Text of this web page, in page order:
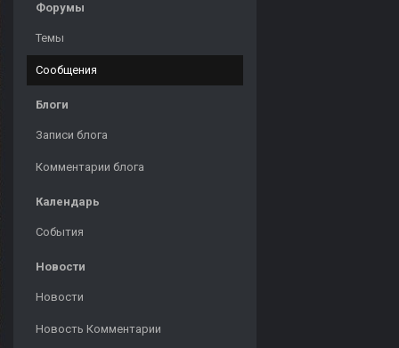
Форумы
Темы
Сообщения
Блоги
Записи блога
Комментарии блога
Календарь
События
Новости
Новости
Новость Комментарии